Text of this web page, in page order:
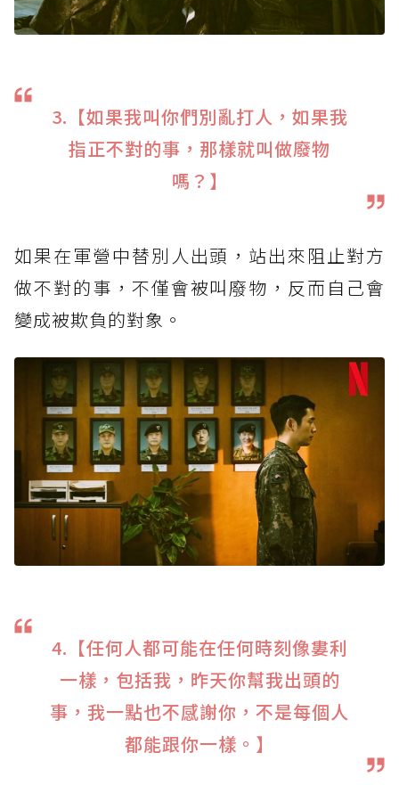
3.【如果我叫你們別亂打人，如果我
指正不對的事，那樣就叫做廢物
嗎？】
如果在軍營中替別人出頭，站出來阻止對方
做不對的事，不僅會被叫廢物，反而自己會
變成被欺負的對象。
4.【任何人都可能在任何時刻像婁利
一樣，包括我，昨天你幫我出頭的
事，我一點也不感謝你，不是每個人
都能跟你一樣。】